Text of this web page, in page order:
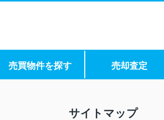
売買物件を探す 売却査定
サイトマップ